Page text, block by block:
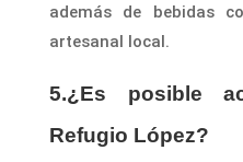
además de bebidas
artesanal local.
5.¿Es posible
Refugio López?